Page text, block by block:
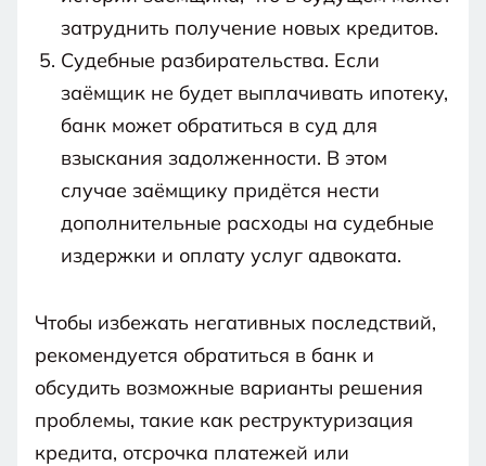
затруднить получение новых кредитов.
Судебные разбирательства. Если
заёмщик не будет выплачивать ипотеку,
банк может обратиться в суд для
взыскания задолженности. В этом
случае заёмщику придётся нести
дополнительные расходы на судебные
издержки и оплату услуг адвоката.
Чтобы избежать негативных последствий,
рекомендуется обратиться в банк и
обсудить возможные варианты решения
проблемы, такие как реструктуризация
кредита, отсрочка платежей или